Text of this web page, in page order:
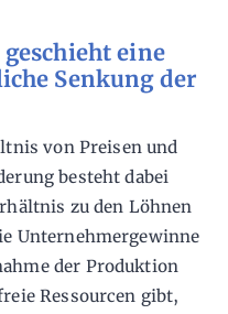
eine
Senkung der
von Preisen und
besteht dabei
zu den Löhnen
Unternehmergewinne
der Produktion
Ressourcen gibt,